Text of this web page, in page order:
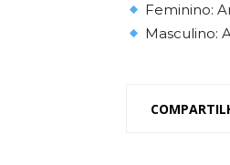
Feminino:
Masculino: